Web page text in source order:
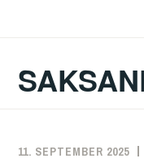
11. SEPTEMBER 2025